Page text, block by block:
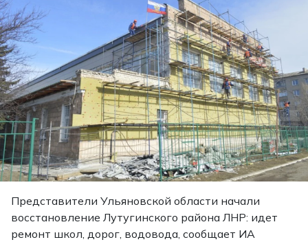
Представители Ульяновской области начали
восстановление Лутугинского района ЛНР: идет
ремонт школ, дорог, водовода, сообщает ИА